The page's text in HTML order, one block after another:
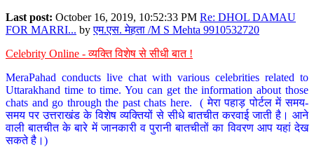
Last post: October 16, 2019, 10:52:33 PM Re: DHOL DAMAU
FOR MARRI... byएम.एस. मेहता /M S Mehta 9910532720
Celebrity Online - व्यक्ति विशेष से सीधी बात !
MeraPahad conducts live chat with various celebrities related to
Uttarakhand time to time. You can get the information about those
chats and go through the past chats here. ( मेरा पहाड़ पोर्टल में समय-
समय पर उत्तराखंड के विशेष व्यक्तियों से सीधे बातचीत करवाई जाती है। आने
वाली बातचीत के बारे में जानकारी व पुरानी बातचीतों का विवरण आप यहां देख
सकते है।)